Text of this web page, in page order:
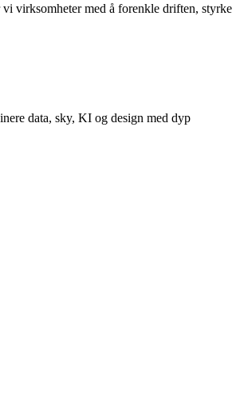
virksomheter med å forenkle driften, styrke
data, sky, KI og design med dyp